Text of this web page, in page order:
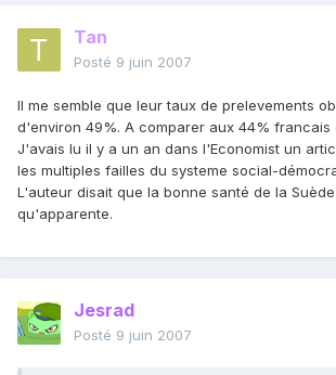
Tan
Posté 9 juin 2007
Il me semble que leur taux de prelevements
d'environ 49%. A comparer aux 44% francais
J'avais lu il y a un an dans l'Economist un
les multiples failles du systeme social-
L'auteur disait que la bonne santé de la
qu'apparente.
Jesrad
Posté 9 juin 2007